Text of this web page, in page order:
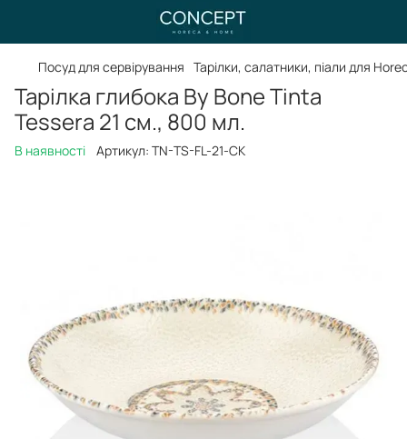
Посуд для сервірування Тарілки, салатники, піали для
Тарілка глибока By Bone Tinta
Tessera 21 см., 800 мл.
В наявності Артикул: TN-TS-FL-21-CK